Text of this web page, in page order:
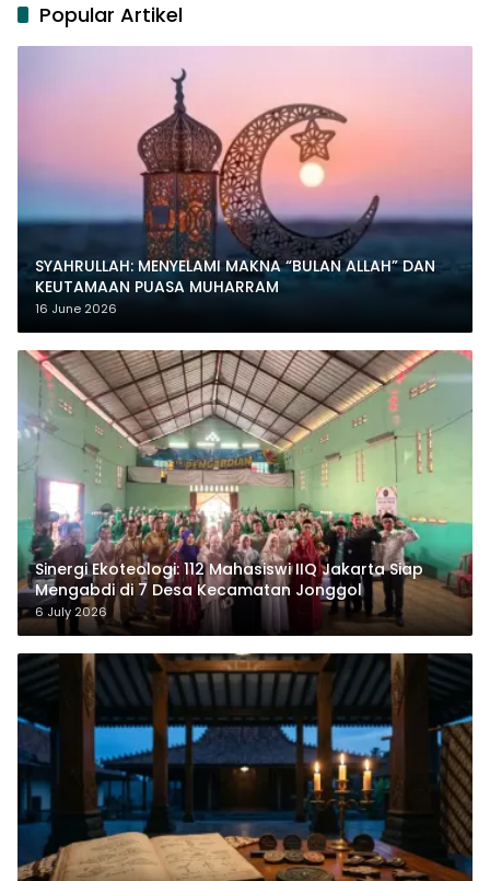
Popular Artikel
SYAHRULLAH: MENYELAMI MAKNA “BULAN ALLAH” DAN
KEUTAMAAN PUASA MUHARRAM
16 June 2026
‎Sinergi Ekoteologi: 112 Mahasiswi IIQ Jakarta Siap
Mengabdi di 7 Desa Kecamatan Jonggol
6 July 2026